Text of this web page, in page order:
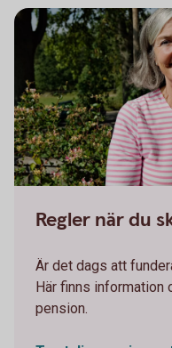
Regler när du
Är det dags att
Här finns information
pension.